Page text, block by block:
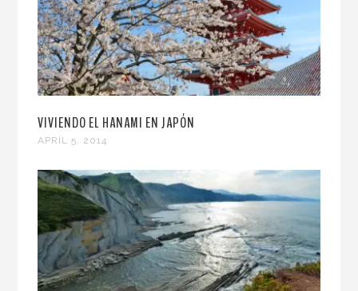
VIVIENDO EL HANAMI EN JAPÓN
APRIL 5, 2014